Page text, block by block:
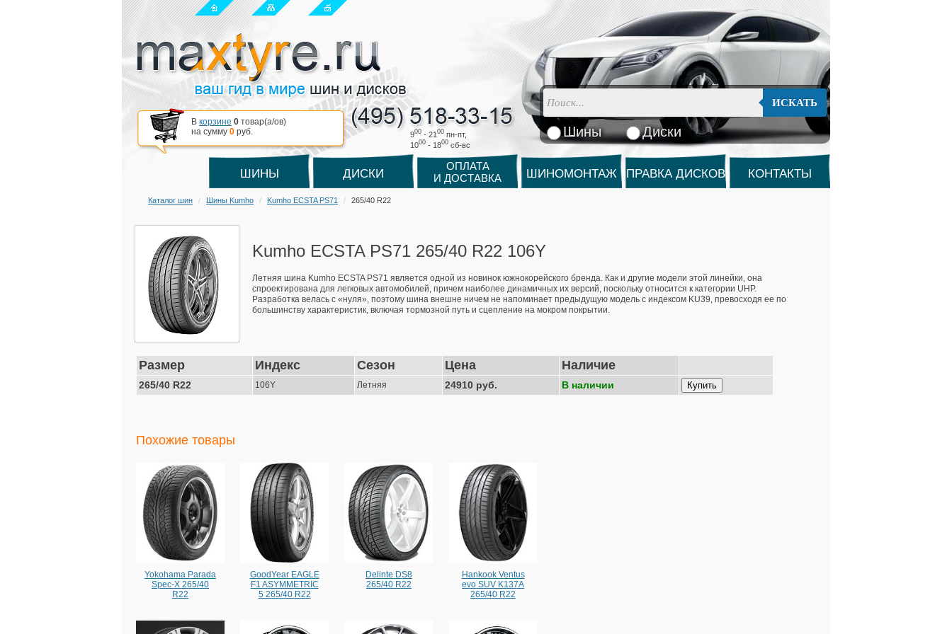
900 - 21 00 пн-пт,
1000 - 1800 cб-вс
ИСКАТЬ
Шины Диски
В корзине 0 товар(a/ов)
на сумму 0 руб.
ШИНЫ ДИСКИ
ОПЛАТА
И ДОСТАВКА
ШИНОМОНТАЖ ПРАВКА ДИСКОВ КОНТАКТЫ
Каталог шин Шины Kumho Kumho ECSTA PS71 265/40 R22
Kumho ECSTA PS71 265/40 R22 106Y
Летняя шина Kumho ECSTA PS71 является одной из новинок южнокорейского бренда. Как и другие модели этой линейки, она
спроектирована для легковых автомобилей, причем наиболее динамичных их версий, поскольку относится к категории UHP.
Разработка велась с «нуля», поэтому шина внешне ничем не напоминает предыдущую модель с индексом KU39, превосходя ее по
большинству характеристик, включая тормозной путь и сцепление на мокром покрытии.
Размер Индекс Сезон Цена Наличие
265/40 R22 106Y Летняя 24910 руб. В наличии
Похожие товары
Yokohama Parada
Spec-X 265/40
R22
GoodYear EAGLE
F1 ASYMMETRIC
5 265/40 R22
Delinte DS8
265/40 R22
Hankook Ventus
evo SUV K137A
265/40 R22